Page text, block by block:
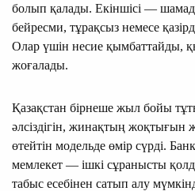
болып қалады. Екіншісі —
бейресми, тұрақсыз немесе
Олар үшін несие қымбаттайды,
жоғалады.
Қазақстан бірнеше жыл бойы
әлсіздігін, жинақтың жоқтығын
өтейтін модельде өмір сүрді.
мемлекет — ішкі сұранысты
табыс есебінен сатып алу